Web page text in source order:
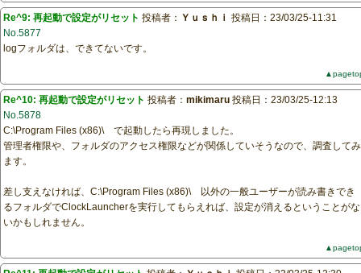
Re^9: 再起動で設定がリセット 投稿者： Ｙｕｓｈｉ 投稿日：23/03/25-11:31
No.5877
logフォルダは、できてないです。
Re^10: 再起動で設定がリセット 投稿者： mikimaru 投稿日：23/03/25-12:13
No.5878
C:\Program Files (x86)\ で起動したら再現しました。
管理者権限や、フォルダのアクセス権限などが関係していそうなので、調査してみ
ます。
差し支えなければ、C:\Program Files (x86)\ 以外の一般ユーザーが読み書きでき
るフォルダでClockLauncherを実行してもらえれば、設定が消えるということがな
いかもしれません。